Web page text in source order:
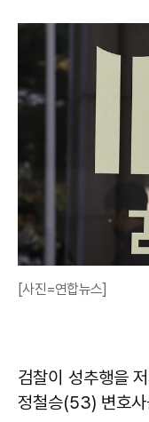
[사진=연합뉴스]
검찰이 성추행을
정철승(53) 변호